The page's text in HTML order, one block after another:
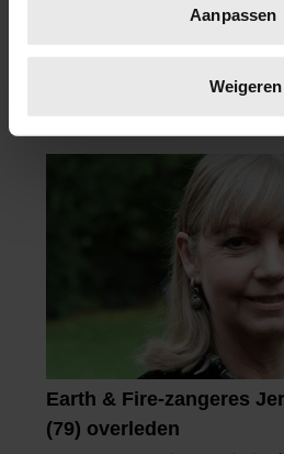
scannen op specifieke
verwerkt en stel uw voorkeuren
intrekken in de Cookieverklaring.
We gebruiken cookies om
personaliseren, om functies voor
en om ons websiteverkeer te
informatie over uw gebruik van
partners voor social media,
partners kunnen deze gegevens
informatie die u aan ze heeft
verzameld op basis van uw
gaat akkoord met onze cookies
gebruiken.
Aanpassen
Weigeren